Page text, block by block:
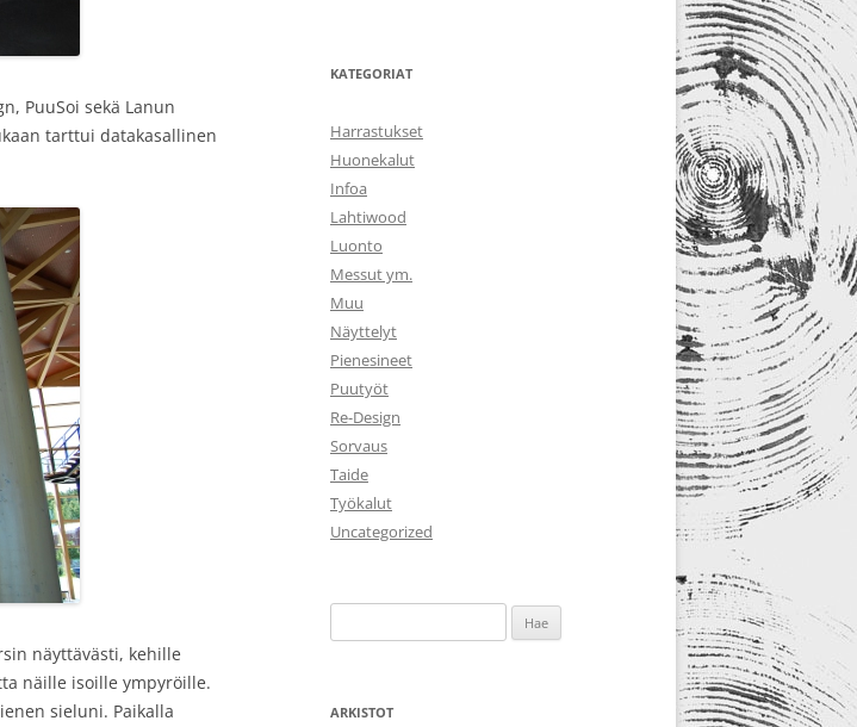
PuuSoi sekä Lanun
tarttui datakasallinen
näyttävästi, kehille
näille isoille ympyröille.
sieluni. Paikalla
KATEGORIAT
Harrastukset
Huonekalut
Infoa
Lahtiwood
Luonto
Messut ym.
Muu
Näyttelyt
Pienesineet
Puutyöt
Re-Design
Sorvaus
Taide
Työkalut
Uncategorized
ARKISTOT